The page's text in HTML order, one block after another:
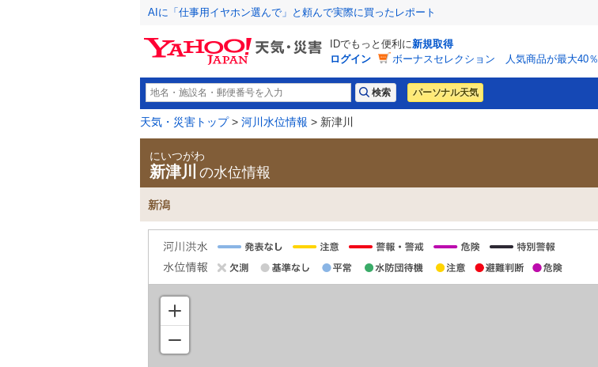
AIに「仕事用イヤホン選んで」と頼んで実際に買ったレポート
IDでもっと便利に新規取得
ログイン
ボーナスセレクション 人気商品が最大40％
パーソナル天気
天気・災害トップ> 河川水位情報 > 新津川
にいつがわ
新津川 の水位情報
新潟